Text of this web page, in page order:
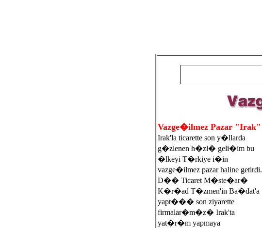
Vazge�ilmez Pazar "Irak"
Irak'la ticarette son y�llarda
g�zlenen h�zl� geli�im bu
�lkeyi T�rkiye i�in
vazge�ilmez pazar haline getirdi.
D�� Ticaret M�ste�ar�
K�r�ad T�zmen'in Ba�dat'a
yapt��� son ziyarette
firmalar�m�z� Irak'ta
yat�r�m yapmaya